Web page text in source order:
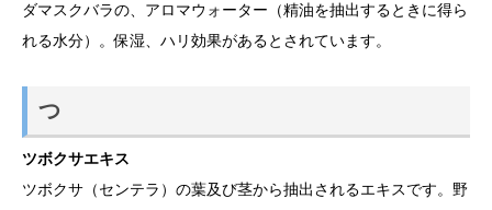
ダマスクバラの、アロマウォーター（精油を抽出するときに得ら
れる水分）。保湿、ハリ効果があるとされています。
つ
ツボクサエキス
ツボクサ（センテラ）の葉及び茎から抽出されるエキスです。野